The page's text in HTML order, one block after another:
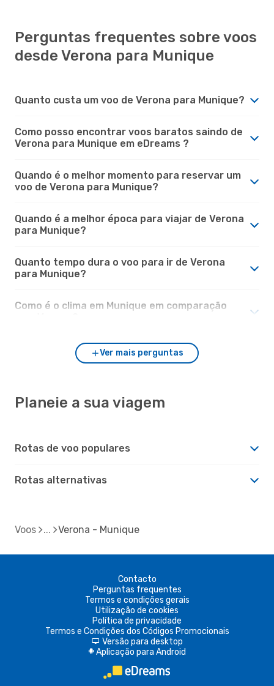
Perguntas frequentes sobre voos
desde Verona para Munique
Quanto custa um voo de Verona para Munique?
Como posso encontrar voos baratos saindo de
Verona para Munique em eDreams ?
Quando é o melhor momento para reservar um
voo de Verona para Munique?
Quando é a melhor época para viajar de Verona
para Munique?
Quanto tempo dura o voo para ir de Verona
para Munique?
Como é o clima em Munique em comparação
Ver mais perguntas
Planeie a sua viagem
Rotas de voo populares
Rotas alternativas
Voos Verona - Munique
Contacto
Perguntas frequentes
Termos e condições gerais
Utilização de cookies
Política de privacidade
Termos e Condições dos Códigos Promocionais
d Versão para desktop
A Aplicação para Android